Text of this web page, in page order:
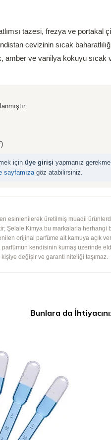
tazesi, frezya ve
cevizinin sıcak
amber ve vanilya kokuyu sıcak
için üye girişi yapmanız
sayfamıza göz atabilirsiniz.
esinlenilerek üretilmiş muadil
Şelale Kimya bu markalarla herhangi
orijinal parfüme ait kamuya açık
parfümün kendisinin kumaş üzerinde
değişir ve garanti niteliği taşımaz.
Bunlara da